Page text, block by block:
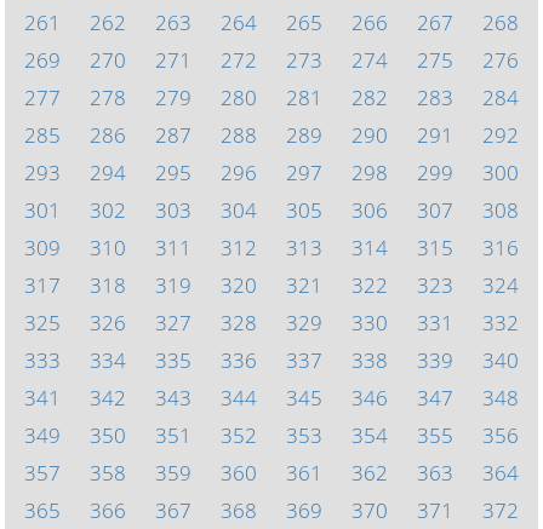
261
262 263 264 265 266 267
268
269
270 271 272 273 274 275
276
277
278 279 280 281 282 283
284
285
286 287 288 289 290 291
292
293
294 295 296 297 298 299
300
301
302 303 304 305 306 307
308
309
310 311 312 313 314 315
316
317
318 319 320 321 322 323
324
325
326 327 328 329 330 331
332
333
334 335 336 337 338 339
340
341
342 343 344 345 346 347
348
349
350 351 352 353 354 355
356
357
358 359 360 361 362 363
364
365
366 367 368 369 370 371 372